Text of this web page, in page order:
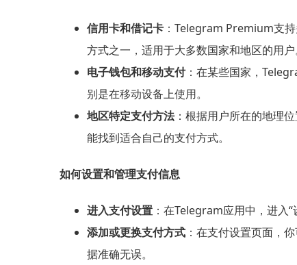
信用卡和借记卡 ：Telegram Premium支
方式之一，适用于大多数国家和地区的用户
电子钱包和移动支付：在某些国家，
别是在移动设备上使用。
地区特定支付方法：根据用户所在的地理
能找到适合自己的支付方式。
如何设置和管理支付信息
进入支付设置 ：在Telegram应用中，进入
添加或更换支付方式 ：在支付设置页面，
据准确无误。